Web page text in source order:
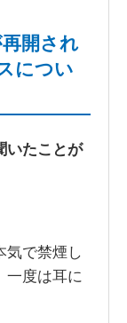
開され
につい
いたことが
気で禁煙し
一度は耳に